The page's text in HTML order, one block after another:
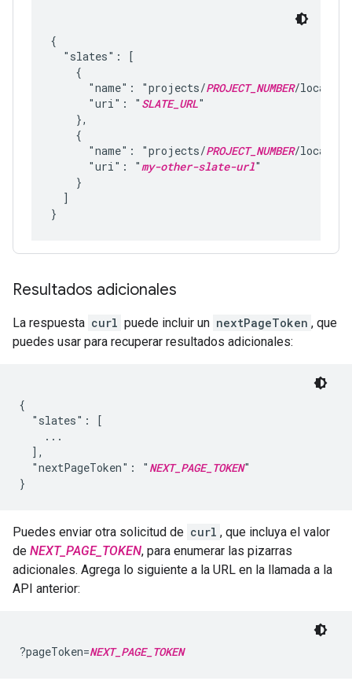
{
  "slates": [
    {
      "name": "projects/
PROJECT_NUMBER/
      "uri": "
SLATE_URL"
    },
    {
      "name": "projects/
PROJECT_NUMBER/
      "uri": "
my-other-slate-url"
    }
  ]
Resultados adicionales
La respuesta curl puede incluir un nextPageToken , que
puedes usar para recuperar resultados adicionales:
{
  "slates": [
    ...
  ],
  "nextPageToken": "
NEXT_PAGE_TOKEN"
Puedes enviar otra solicitud de curl , que incluya el valor
de NEXT_PAGE_TOKEN, para enumerar las pizarras
adicionales. Agrega lo siguiente a la URL en la llamada a la
API anterior:
?pageToken=NEXT_PAGE_TOKEN